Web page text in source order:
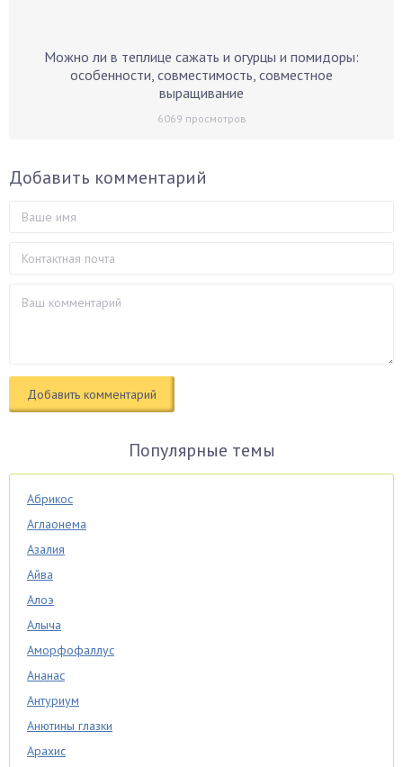
Можно ли в теплице сажать и огурцы и помидоры:
особенности, совместимость, совместное
выращивание
6069 просмотров
Добавить комментарий
Популярные темы
Абрикос
Аглаонема
Азалия
Айва
Алоэ
Алыча
Аморфофаллус
Ананас
Антуриум
Анютины глазки
Арахис